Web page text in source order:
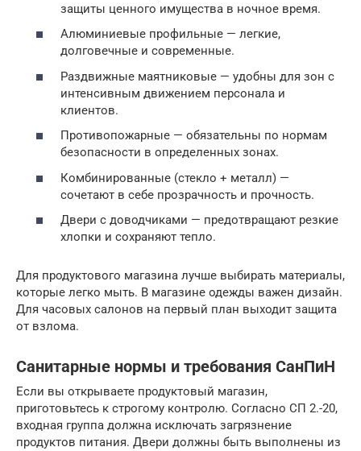
защиты ценного имущества в ночное время.
Алюминиевые профильные — легкие,
долговечные и современные.
Раздвижные маятниковые — удобны для зон с
интенсивным движением персонала и
клиентов.
Противопожарные — обязательны по нормам
безопасности в определенных зонах.
Комбинированные (стекло + металл) —
сочетают в себе прозрачность и прочность.
Двери с доводчиками — предотвращают резкие
хлопки и сохраняют тепло.
Для продуктового магазина лучше выбирать материалы,
которые легко мыть. В магазине одежды важен дизайн.
Для часовых салонов на первый план выходит защита
от взлома.
Санитарные нормы и требования СанПиН
Если вы открываете продуктовый магазин,
приготовьтесь к строгому контролю. Согласно СП 2.-20,
входная группа должна исключать загрязнение
продуктов питания. Двери должны быть выполнены из